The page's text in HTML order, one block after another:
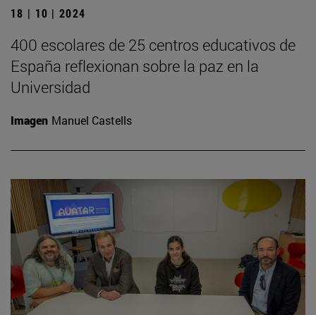
18 | 10 | 2024
400 escolares de 25 centros educativos de
España reflexionan sobre la paz en la
Universidad
Imagen Manuel Castells